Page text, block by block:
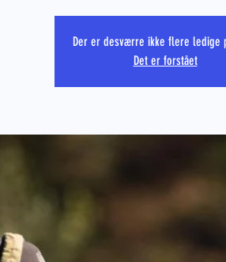
Der er desværre ikke flere ledige
Det er forstået